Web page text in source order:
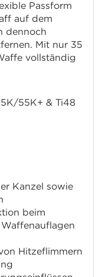
Passform
auf dem
dennoch
Mit nur 35
vollständig
55K+ & Ti48
Kanzel sowie
beim
Hitzeflimmern